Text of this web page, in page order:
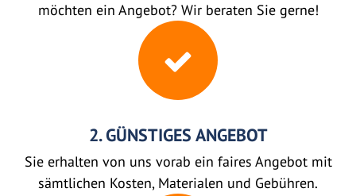
möchten ein Angebot? Wir beraten Sie gerne!
2. GÜNSTIGES ANGEBOT
Sie erhalten von uns vorab ein faires Angebot mit
sämtlichen Kosten, Materialen und Gebühren.